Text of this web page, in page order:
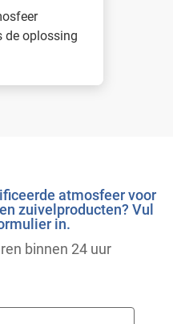
de oplossing
atmosfeer voor
zuivelproducten? Vul
in.
binnen 24 uur